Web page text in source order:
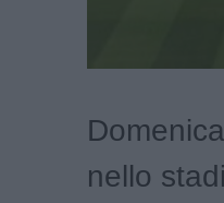
nello